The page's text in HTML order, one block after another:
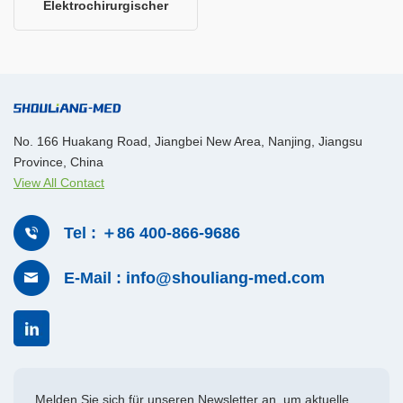
Elektrochirurgischer
No. 166 Huakang Road, Jiangbei New Area, Nanjing, Jiangsu
Province, China
View All Contact
Tel : ＋86 400-866-9686
E-Mail : info@shouliang-med.com
Melden Sie sich für unseren Newsletter an, um aktuelle